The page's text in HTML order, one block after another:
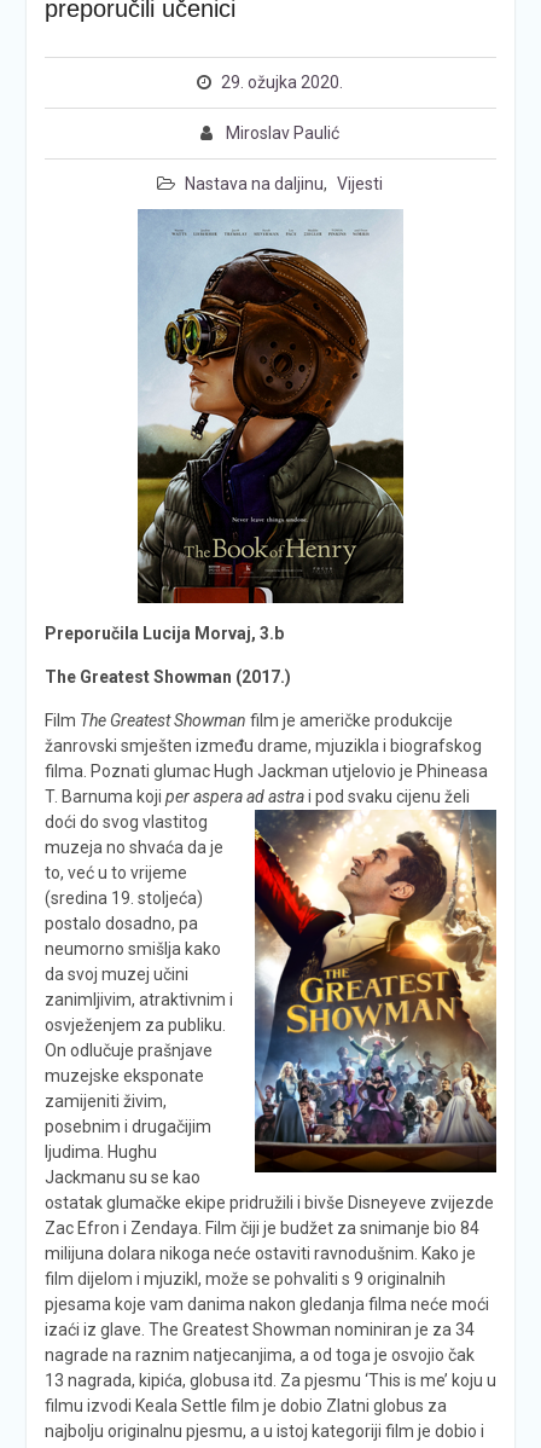
preporučili učenici
29. ožujka 2020.
Miroslav Paulić
Nastava na daljinu, Vijesti
Preporučila Lucija Morvaj, 3.b
The Greatest Showman (2017.)
Film The Greatest Showman film je američke produkcije
žanrovski smješten između drame, mjuzikla i biografskog
filma. Poznati glumac Hugh Jackman utjelovio je Phineasa
T. Barnuma koji per aspera ad astrai pod svaku cijenu želi
doći do svog vlastitog
muzeja no shvaća da je
to, već u to vrijeme
(sredina 19. stoljeća)
postalo dosadno, pa
neumorno smišlja kako
da svoj muzej učini
zanimljivim, atraktivnim i
osvježenjem za publiku.
On odlučuje prašnjave
muzejske eksponate
zamijeniti živim,
posebnim i drugačijim
ljudima. Hughu
Jackmanu su se kao
ostatak glumačke ekipe pridružili i bivše Disneyeve zvijezde
Zac Efron i Zendaya. Film čiji je budžet za snimanje bio 84
milijuna dolara nikoga neće ostaviti ravnodušnim. Kako je
film dijelom i mjuzikl, može se pohvaliti s 9 originalnih
pjesama koje vam danima nakon gledanja filma neće moći
izaći iz glave. The Greatest Showman nominiran je za 34
nagrade na raznim natjecanjima, a od toga je osvojio čak
13 nagrada, kipića, globusa itd. Za pjesmu ‘This is me’ koju u
filmu izvodi Keala Settle film je dobio Zlatni globus za
najbolju originalnu pjesmu, a u istoj kategoriji film je dobio i